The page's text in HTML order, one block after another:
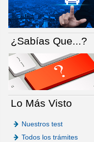
¿Sabías Que...?
Lo Más Visto
Nuestros test
Todos los trámites